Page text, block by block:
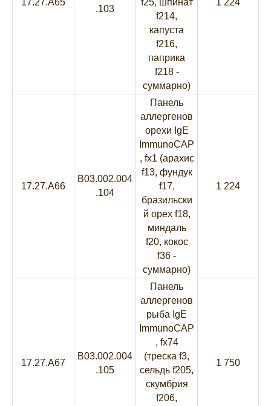
17.27.A65
.103
f25, шпинат
f214,
капуста
f216,
паприка
f218 -
суммарно)
1 224
17.27.A66
B03.002.004
.104
Панель
аллергенов
орехи IgE
ImmunoCAP
, fx1 (арахис
f13, фундук
f17,
бразильски
й орех f18,
миндаль
f20, кокос
f36 -
суммарно)
1 224
17.27.A67
B03.002.004
.105
Панель
аллергенов
рыба IgE
ImmunoCAP
, fx74
(треска f3,
сельдь f205,
скумбрия
f206,
1 750